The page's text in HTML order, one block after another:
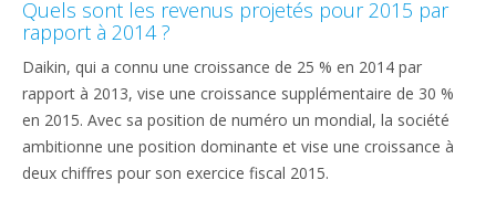
Quels sont les revenus projetés pour 2015 par
rapport à 2014 ?
Daikin, qui a connu une croissance de 25 % en 2014 par
rapport à 2013, vise une croissance supplémentaire de 30 %
en 2015. Avec sa position de numéro un mondial, la société
ambitionne une position dominante et vise une croissance à
deux chiffres pour son exercice fiscal 2015.